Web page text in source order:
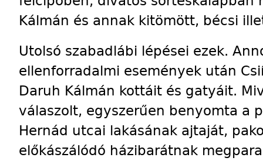
Kálmán és annak kitömött, bécsi
Utolsó szabadlábi lépései ezek.
ellenforradalmi események után
Daruh Kálmán kottáit és gatyáit.
válaszolt, egyszerűen benyomta a
Hernád utcai lakásának ajtaját,
előkászálódó házibarátnak